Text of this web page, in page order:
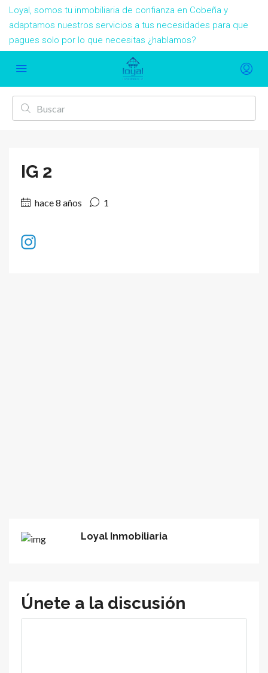
Loyal, somos tu inmobiliaria de confianza en Cobeña y
adaptamos nuestros servicios a tus necesidades para que
pagues solo por lo que necesitas ¿hablamos?
IG 2
hace 8 años 1
Loyal Inmobiliaria
Únete a la discusión